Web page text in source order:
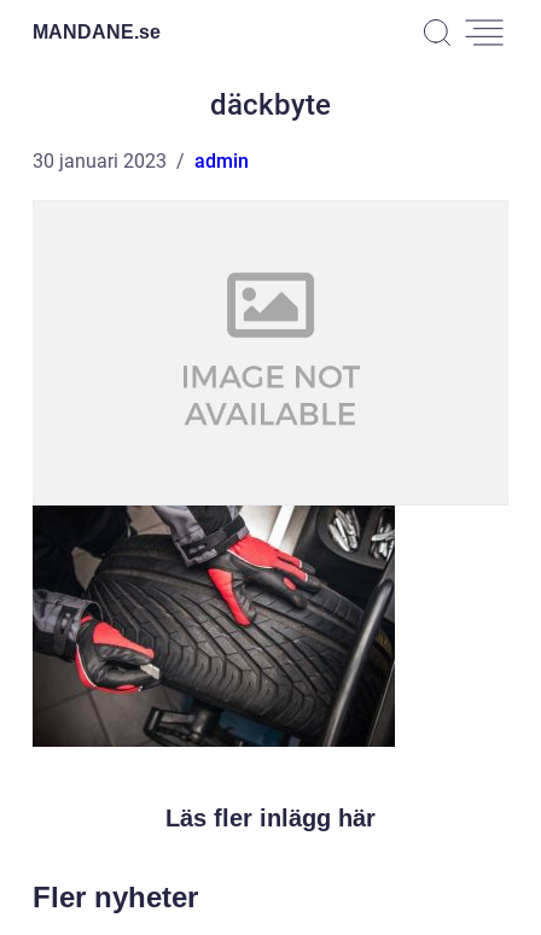
MANDANE.se
däckbyte
30 januari 2023 admin
Läs fler inlägg här
Fler nyheter